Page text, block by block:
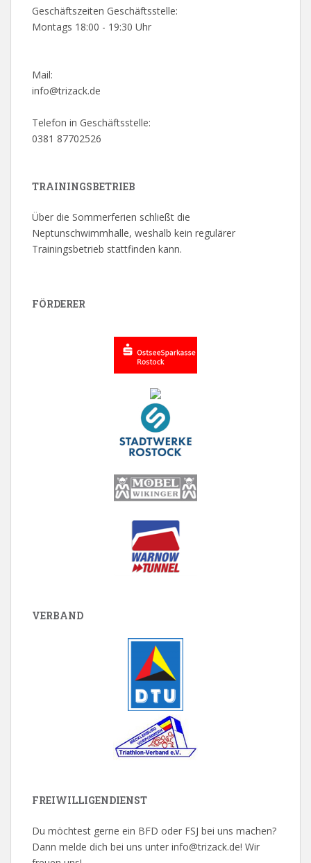
Geschäftszeiten Geschäftsstelle:
Montags 18:00 - 19:30 Uhr
Mail:
info@trizack.de
Telefon in Geschäftsstelle:
0381 87702526
TRAININGSBETRIEB
Über die Sommerferien schließt die
Neptunschwimmhalle, weshalb kein regulärer
Trainingsbetrieb stattfinden kann.
FÖRDERER
VERBAND
FREIWILLIGENDIENST
Du möchtest gerne ein BFD oder FSJ bei uns machen?
Dann melde dich bei uns unter info@trizack.de! Wir